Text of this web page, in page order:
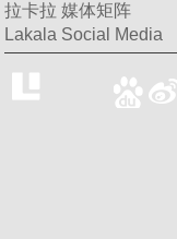
拉卡拉 媒体矩阵
Lakala Social Media